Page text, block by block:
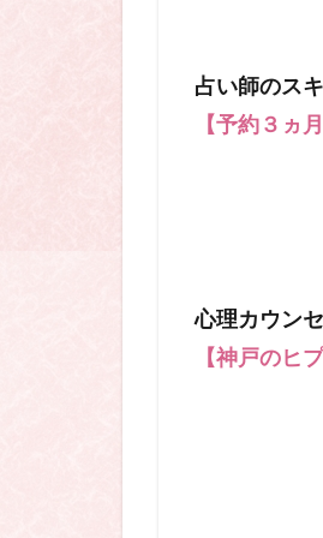
占い師のス
【予約３ヵ
心理カウン
【神戸のヒ